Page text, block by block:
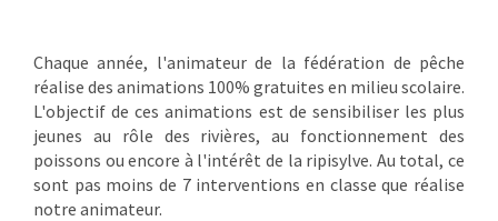
Chaque année, l'animateur de la fédération de pêche
réalise des animations 100% gratuites en milieu scolaire.
L'objectif de ces animations est de sensibiliser les plus
jeunes au rôle des rivières, au fonctionnement des
poissons ou encore à l'intérêt de la ripisylve. Au total, ce
sont pas moins de 7 interventions en classe que réalise
notre animateur.